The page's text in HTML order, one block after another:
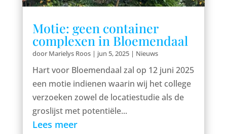
Motie: geen container
complexen in Bloemendaal
doorMarielys Roos| jun 5, 2025| Nieuws
Hart voor Bloemendaal zal op 12 juni 2025
een motie indienen waarin wij het college
verzoeken zowel de locatiestudie als de
groslijst met potentiële...
Lees meer